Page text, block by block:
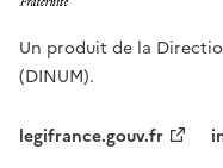
Un produit de la
(DINUM).
legifrance.gouv.fr